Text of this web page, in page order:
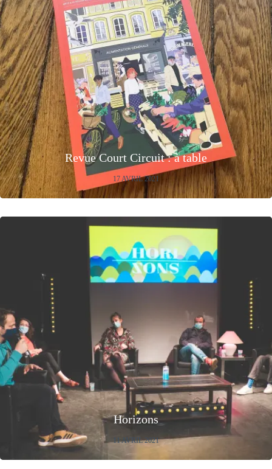
Revue Court Circuit : à table
17 AVRIL 2021
Horizons
11 AVRIL 2021